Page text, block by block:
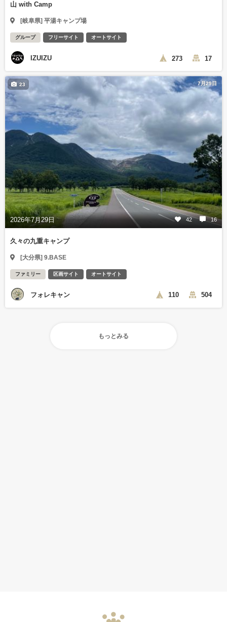
山 with Camp
[岐阜県] 平湯キャンプ場
グループ フリーサイト オートサイト
IZUIZU 273 17
7月29日
2026年7月29日 42 16
23
久々の九重キャンプ
[大分県] 9.BASE
ファミリー 区画サイト オートサイト
フォレキャン 110 504
もっとみる